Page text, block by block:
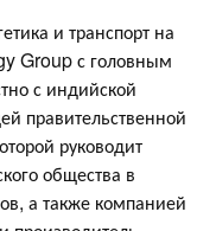
и транспорт на
Group с головным
с индийской
правительственной
руководит
общества в
а также компанией